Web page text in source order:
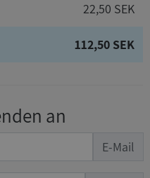
22,50 SEK
112,50 SEK
an
E-Mail